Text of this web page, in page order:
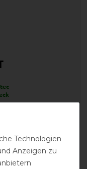
Technologien
Anzeigen zu